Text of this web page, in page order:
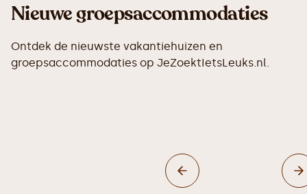
Nieuwe groepsaccommodaties
Ontdek de nieuwste vakantiehuizen en
groepsaccommodaties op JeZoektIetsLeuks.nl.